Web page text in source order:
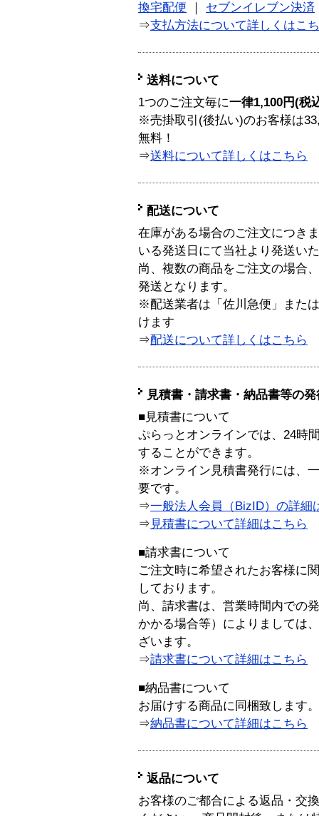
換宅配便
セブンイレブン決済
⇒支払方法について詳しくはこ
送料について
1つのご注文毎に一律1,100円(税
※売掛取引(後払い)のお客様は
無料！
⇒送料について詳しくはこちら
配送について
在庫がある場合のご注文につき
いる発送日にて当社より発送い
尚、複数の商品をご注文の場合
発送となります。
※配送業者は「佐川急便」また
けます
⇒配送について詳しくはこちら
見積書・請求書・納品書等の
■見積書について
ぷらっとオンラインでは、24時
することができます。
※オンライン見積書発行には、
要です。
⇒一般法人会員（BizID）の詳細
⇒ 見積書について詳細はこちら
■請求書について
ご注文時に希望されたお客様に
しております。
尚、請求書は、営業時間内での
かかる場合等）によりましては
ざいます。
⇒請求書について詳細はこちら
■納品書について
お届けする商品に同梱致します。
⇒納品書について詳細はこちら
返品について
お客様のご都合による返品・交